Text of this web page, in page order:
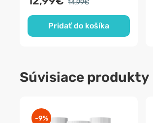
14,99€
Pridať do košíka
Súvisiace produkty
-9%